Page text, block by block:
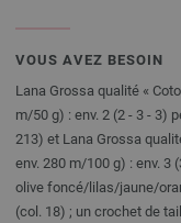
VOUS AVEZ BESOIN
Lana Grossa qualité «
m/50 g) : env. 2 (2 - 3 - 3)
213) et Lana Grossa
env. 280 m/100 g) : env. 3
olive foncé/lilas/jaune/
(col. 18) ; un crochet de